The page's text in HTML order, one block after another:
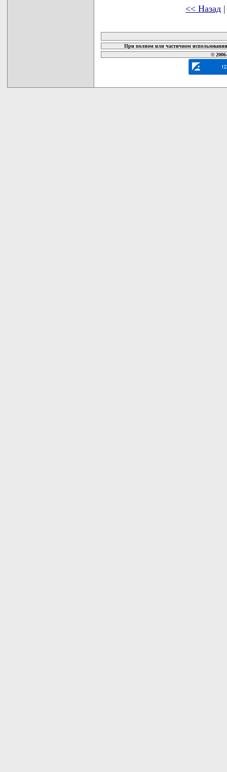
<< Назад
При полном или частичном
©